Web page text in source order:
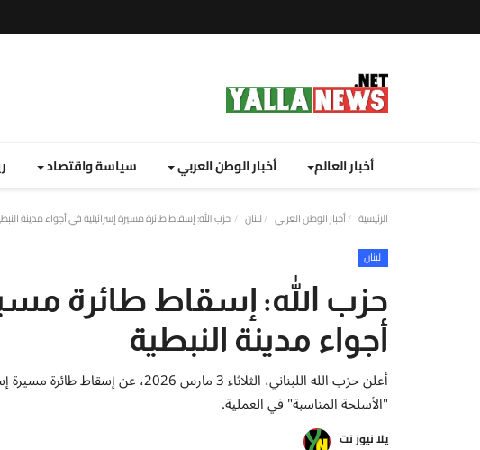
أخبار العالم أخبار الوطن العربي سياسة واقتصاد
الرئيسية أخبار الوطن العربي لبنان حزب الله: إسقاط طائرة مسيرة إسرائيلية في أجواء مدينة
لبنان
حزب الله: إسقاط طائرة
أجواء مدينة النبطية
أعلن حزب الله اللبناني، الثلاثاء 3
"الأسلحة المناسبة" في العملية.
يلا نيوز نت